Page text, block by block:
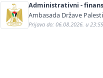
Administrativni -
(m/ž)
Ambasada Države
Prijava do: 06.08.2026. u 23:59